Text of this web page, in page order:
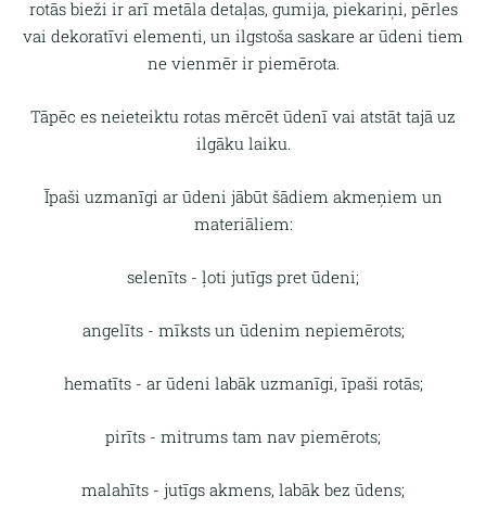
rotās bieži ir arī metāla detaļas, gumija, piekariņi, pērles
vai dekoratīvi elementi, un ilgstoša saskare ar ūdeni tiem
ne vienmēr ir piemērota.
Tāpēc es neieteiktu rotas mērcēt ūdenī vai atstāt tajā uz
ilgāku laiku.
Īpaši uzmanīgi ar ūdeni jābūt šādiem akmeņiem un
materiāliem:
selenīts - ļoti jutīgs pret ūdeni;
angelīts - mīksts un ūdenim nepiemērots;
hematīts - ar ūdeni labāk uzmanīgi, īpaši rotās;
pirīts - mitrums tam nav piemērots;
malahīts - jutīgs akmens, labāk bez ūdens;